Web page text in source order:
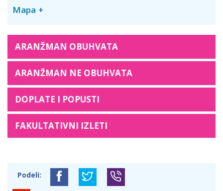
Mapa
ARANŽMAN OBUHVATA
ARANŽMAN NE OBUHVATA
DOPLATE I POPUSTI
FAKULTATIVNI IZLETI
Podeli: